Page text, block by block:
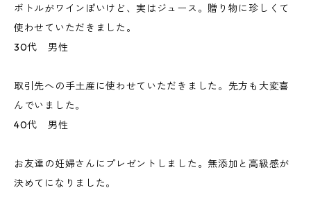
ボトルがワインぽいけど、実はジュース。贈り物に珍しくて
使わせていただきました。
30代 男性
取引先への手土産に使わせていただきました。先方も大変喜
んでいました。
40代 男性
お友達の妊婦さんにプレゼントしました。無添加と高級感が
決めてになりました。